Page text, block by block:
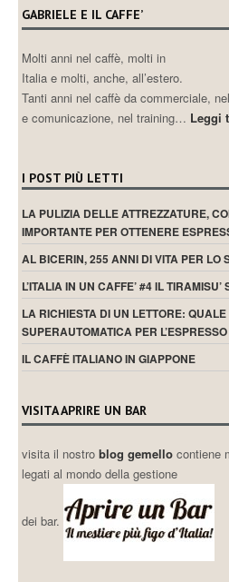
COFFEE MARKET
VENDESI MACINACAFFE’ ANFIM
GABRIELE E IL CAFFE’
Molti anni nel caffè, molti in
Italia e molti, anche, all’estero.
Tanti anni nel caffè da commerciale,
e comunicazione, nel training…Leggi
I POST PIÙ LETTI
IMPORTANTE PER OTTENERE
AL BICERIN, 255 ANNI DI VITA PER LO
L’ITALIA IN UN CAFFE’ #4 IL TIRAMISU’
LA RICHIESTA DI UN LETTORE: QUALE
SUPERAUTOMATICA PER L’ESPRESSO